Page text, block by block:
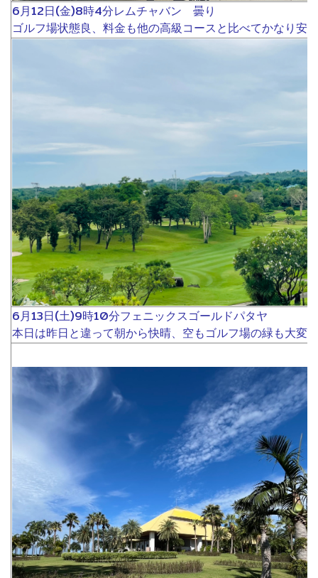
6月12日(金)8時4分レムチャバン 曇り
ゴルフ場状態良、料金も他の高級コースと比べてかなり安
6月13日(土)9時10分フェニックスゴールドパタヤ
本日は昨日と違って朝から快晴、空もゴルフ場の緑も大変